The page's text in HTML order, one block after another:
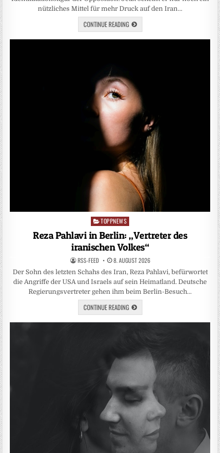
nützliches Mittel für mehr Druck auf den Iran…
CONTINUE READING
Posted
in
TOPPNEWS
Reza Pahlavi in Berlin: „Vertreter des
iranischen Volkes“
RSS-FEED 8. AUGUST 2026
Der Sohn des letzten Schahs des Iran, Reza Pahlavi, befürwortet
die Angriffe der USA und Israels auf sein Heimatland. Deutsche
Regierungsvertreter gehen ihm beim Berlin-Besuch…
CONTINUE READING